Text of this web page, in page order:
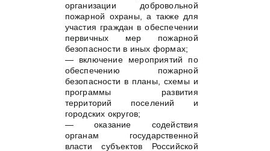
организации добровольной
пожарной охраны, а также для
участия граждан в обеспечении
первичных мер пожарной
безопасности в иных формах;
— включение мероприятий по
обеспечению пожарной
безопасности в планы, схемы и
программы развития
территорий поселений и
городских округов;
— оказание содействия
органам государственной
власти субъектов Российской